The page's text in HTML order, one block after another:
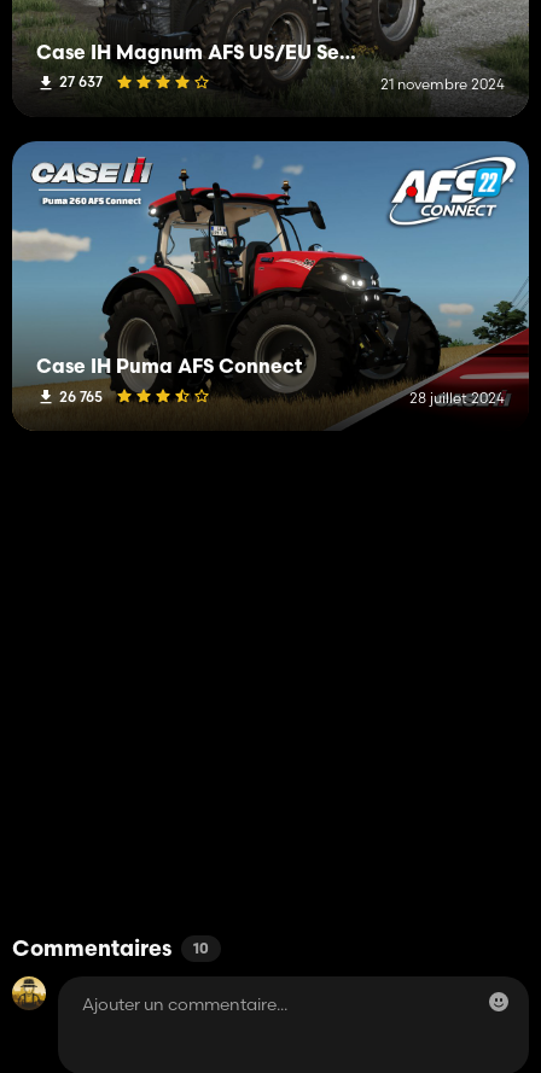
Case IH Magnum AFS US/EU Series
27 637 21 novembre 2024
Case IH Puma AFS Connect
26 765 28 juillet 2024
Commentaires 10